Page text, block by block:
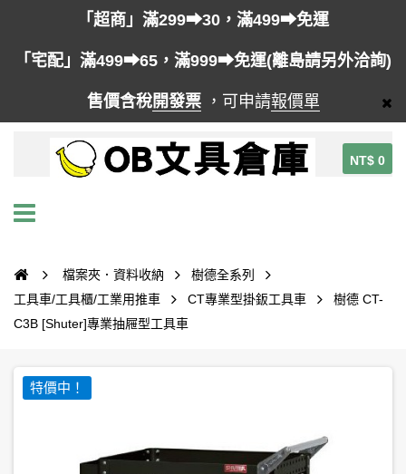
「超商」滿299➡30，滿499➡免運
「宅配」滿499➡65，滿999➡免運(離島請另外洽詢)
售價含稅開發票，可申請報價單
NT$ 0
檔案夾．資料收納
樹德全系列
工具車/工具櫃/工業用推車
CT專業型掛鈑工具車
樹德 CT-
C3B [Shuter]專業抽屜型工具車
特價中！